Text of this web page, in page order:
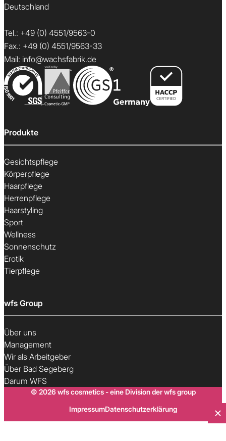
Deutschland
Tel.: +49 (0) 4551/9563-0
Fax.: +49 (0) 4551/9563-33
Mail: info@wachsfabrik.de
Produkte
Gesichtspflege
Körperpflege
Haarpflege
Herrenpflege
Haarstyling
Sport
Wellness
Sonnenschutz
Erotik
Tierpflege
wfs Group
Über uns
Management
Wir als Arbeitgeber
Über Bad Segeberg
Darum WFS
© 2026 wfs cosmetics - eine Division der wfs group
ImpressumDatenschutzerklärung